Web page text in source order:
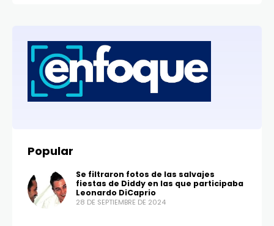
Popular
Se filtraron fotos de las salvajes
fiestas de Diddy en las que participaba
Leonardo DiCaprio
28 DE SEPTIEMBRE DE 2024